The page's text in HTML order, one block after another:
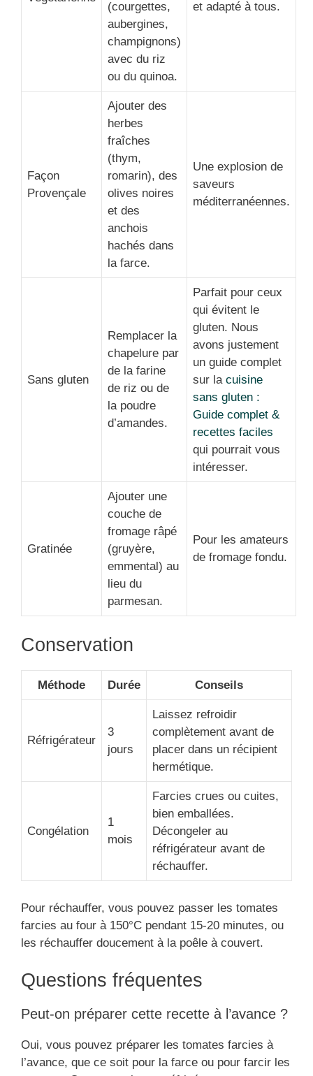
(courgettes,
aubergines,
champignons)
avec du riz
ou du quinoa.
et adapté à tous.
Façon
Provençale
Ajouter des
herbes
fraîches
(thym,
romarin), des
olives noires
et des
anchois
hachés dans
la farce.
Une explosion de
saveurs
méditerranéennes.
Sans gluten
Remplacer la
chapelure par
de la farine
de riz ou de
la poudre
d’amandes.
Parfait pour ceux
qui évitent le
gluten. Nous
avons justement
un guide complet
sur la cuisine
sans gluten :
Guide complet &
recettes faciles
qui pourrait vous
intéresser.
Gratinée
Ajouter une
couche de
fromage râpé
(gruyère,
emmental) au
lieu du
parmesan.
Pour les amateurs
de fromage fondu.
Conservation
Méthode Durée Conseils
Réfrigérateur
3
jours
Laissez refroidir
complètement avant de
placer dans un récipient
hermétique.
Congélation
1
mois
Farcies crues ou cuites,
bien emballées.
Décongeler au
réfrigérateur avant de
réchauffer.
Pour réchauffer, vous pouvez passer les tomates
farcies au four à 150°C pendant 15-20 minutes, ou
les réchauffer doucement à la poêle à couvert.
Questions fréquentes
Peut-on préparer cette recette à l’avance ?
Oui, vous pouvez préparer les tomates farcies à
l’avance, que ce soit pour la farce ou pour farcir les